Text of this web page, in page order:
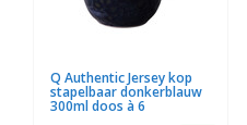
Q Authentic Jersey kop
stapelbaar donkerblauw
300ml doos à 6